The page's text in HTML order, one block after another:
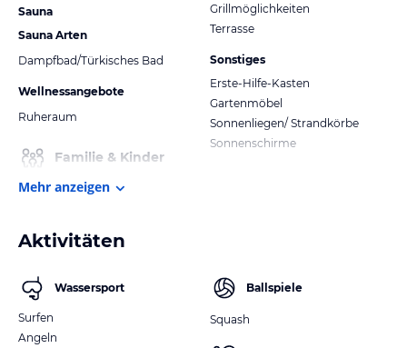
Sauna
Sauna Arten
Dampfbad/Türkisches Bad
Wellnessangebote
Ruheraum
Familie & Kinder
Grillmöglichkeiten
Terrasse
Sonstiges
Erste-Hilfe-Kasten
Gartenmöbel
Sonnenliegen/ Strandkörbe
Sonnenschirme
Mehr anzeigen
Aktivitäten
Wassersport
Surfen
Angeln
Ballspiele
Squash